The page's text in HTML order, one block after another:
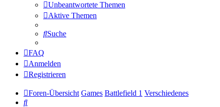
Unbeantwortete Themen
Aktive Themen
Suche
FAQ
Anmelden
Registrieren
Foren-Übersicht Games Battlefield 1 Verschiedenes
Suche